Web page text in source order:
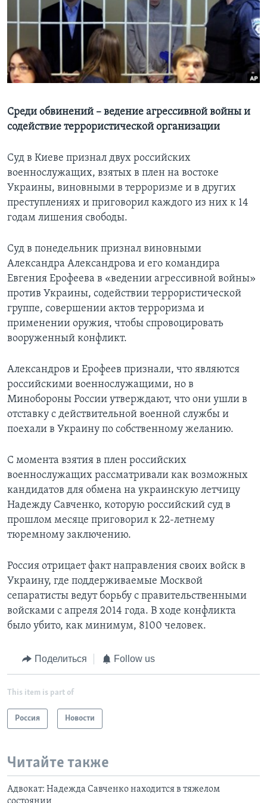
Learning English
СОЦИАЛЬНЫЕ СЕТИ
Языки
Среди обвинений – ведение агрессивной войны и
содействие террористической организации
Суд в Киеве признал двух российских
военнослужащих, взятых в плен на востоке
Украины, виновными в терроризме и в других
преступлениях и приговорил каждого из них к 14
годам лишения свободы.
Суд в понедельник признал виновными
Александра Александрова и его командира
Евгения Ерофеева в «ведении агрессивной войны»
против Украины, содействии террористической
группе, совершении актов терроризма и
применении оружия, чтобы спровоцировать
вооруженный конфликт.
Александров и Ерофеев признали, что являются
российскими военнослужащими, но в
Минобороны России утверждают, что они ушли в
отставку с действительной военной службы и
поехали в Украину по собственному желанию.
С момента взятия в плен российских
военнослужащих рассматривали как возможных
кандидатов для обмена на украинскую летчицу
Надежду Савченко, которую российский суд в
прошлом месяце приговорил к 22-летнему
тюремному заключению.
Россия отрицает факт направления своих войск в
Украину, где поддерживаемые Москвой
сепаратисты ведут борьбу с правительственными
войсками с апреля 2014 года. В ходе конфликта
было убито, как минимум, 8100 человек.
Поделиться Follow us
This item is part of
Россия Новости
Читайте также
Адвокат: Надежда Савченко находится в тяжелом